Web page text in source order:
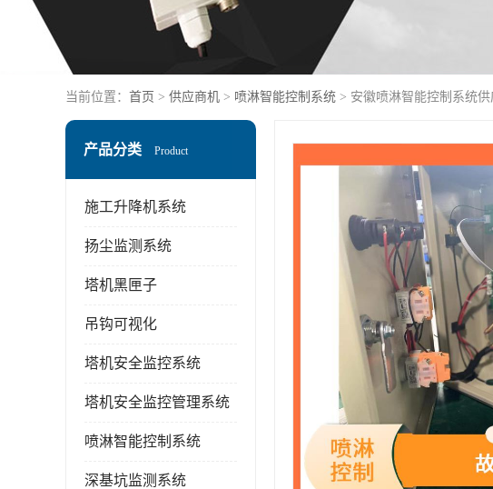
当前位置： 首页 > 供应商机 > 喷淋智能控制系统 > 安徽喷淋智能控制系统
产品分类 Product
施工升降机系统
扬尘监测系统
塔机黑匣子
吊钩可视化
塔机安全监控系统
塔机安全监控管理系统
喷淋智能控制系统
深基坑监测系统